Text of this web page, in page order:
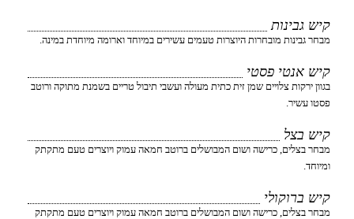
קיש גבינות
מבחר גבינות מובחרות היוצרות טעמים עשירים במיוחד וארומה מיוחדת במינה.
קיש אנטי פסטי
בגוון ירקות צלויים שמן זית כתית מעולה ועשבי תיבול טריים בשמנת מתוקה ורוטב
פסטו עשיר.
קיש בצל
מבחר בצלים, כרישה ושום המבושלים ברוטב חמאה עמוק ויוצרים טעם מתקתק
ומיוחד.
קיש ברוקולי
מבחר בצלים, כרישה ושום המבושלים ברוטב חמאה עמוק ויוצרים טעם מתקתק